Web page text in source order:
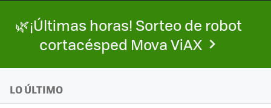
🌿¡Últimas horas! Sorteo de robot
cortacésped Mova ViAX
LO ÚLTIMO